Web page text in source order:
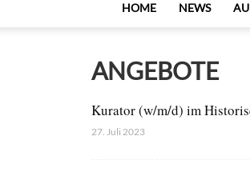
HOME NEWS
ANGEBOTE
Kurator (w/m/d) im
27. Juli 2023